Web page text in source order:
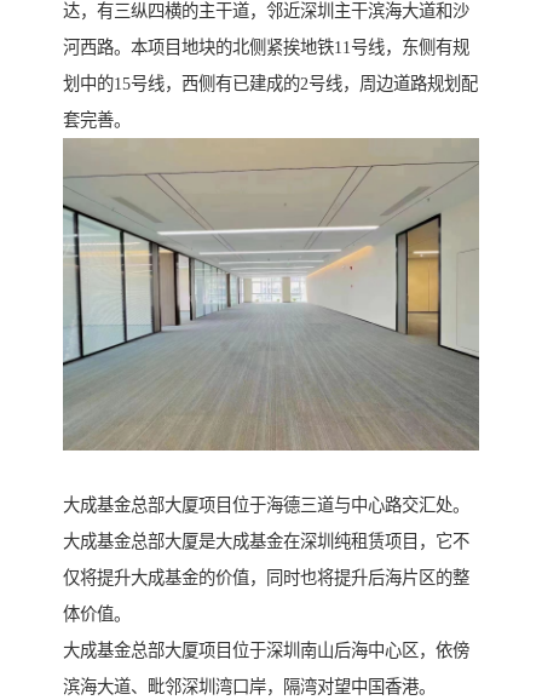
达，有三纵四横的主干道，邻近深圳主干滨海大道和沙
河西路。本项目地块的北侧紧挨地铁11号线，东侧有规
划中的15号线，西侧有已建成的2号线，周边道路规划配
套完善。
大成基金总部大厦项目位于海德三道与中心路交汇处。
大成基金总部大厦是大成基金在深圳纯租赁项目，它不
仅将提升大成基金的价值，同时也将提升后海片区的整
体价值。
大成基金总部大厦项目位于深圳南山后海中心区，依傍
滨海大道、毗邻深圳湾口岸，隔湾对望中国香港。